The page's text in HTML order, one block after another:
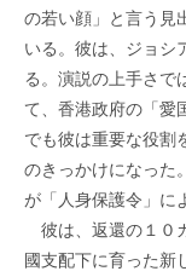
の若い顔」と言う見
いる。彼は、ジョシ
る。演説の上手さで
て、香港政府の「愛
でも彼は重要な役割
のきっかけになった
が「人身保護令」に
彼は、返還の１０
國支配下に育った新